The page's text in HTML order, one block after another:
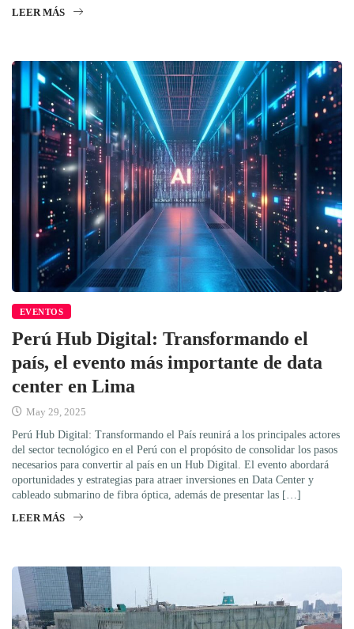
LEER MÁS
EVENTOS
Perú Hub Digital: Transformando el
país, el evento más importante de data
center en Lima
May 29, 2025
Perú Hub Digital: Transformando el País reunirá a los principales actores
del sector tecnológico en el Perú con el propósito de consolidar los pasos
necesarios para convertir al país en un Hub Digital. El evento abordará
oportunidades y estrategias para atraer inversiones en Data Center y
cableado submarino de fibra óptica, además de presentar las […]
LEER MÁS